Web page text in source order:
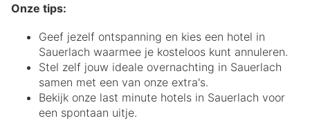
Onze tips:
Geef jezelf ontspanning en kies een hotel in
Sauerlach waarmee je kosteloos kunt annuleren.
Stel zelf jouw ideale overnachting in Sauerlach
samen met een van onze extra's.
Bekijk onze last minute hotels in Sauerlach voor
een spontaan uitje.